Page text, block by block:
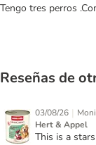
Tengo tres perros
Reseñas de
03/08/26 |
Hert & Appel
This is a